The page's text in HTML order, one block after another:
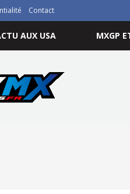
Contact
AUX USA MXGP